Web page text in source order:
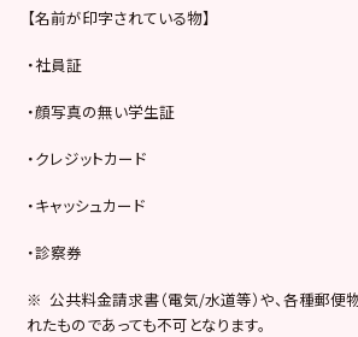
【名前が印字されている物】
・社員証
・顔写真の無い学生証
・クレジットカード
・キャッシュカード
・診察券
※ 公共料金請求書（電気/水道等）や、各種郵便
れたものであっても不可となります。